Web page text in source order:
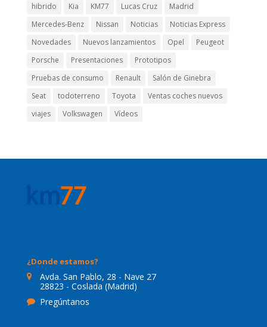
hibrido
Kia KM77 Lucas Cruz
Madrid
Mercedes-Benz
Nissan Noticias
Noticias Express
Novedades
Nuevos lanzamientos Opel
Peugeot
Porsche
Presentaciones
Prototipos
Pruebas de consumo
Renault
Salón de Ginebra
Seat
todoterreno Toyota
Ventas coches nuevos
viajes
Volkswagen Vídeos
¿Donde estamos?
Avda. San Pablo, 28 - Nave 27
28823 - Coslada (Madrid)
Pregúntanos